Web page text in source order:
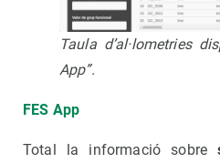
Taula d’al·lometries
App”.
FES App
Total la informació sobre